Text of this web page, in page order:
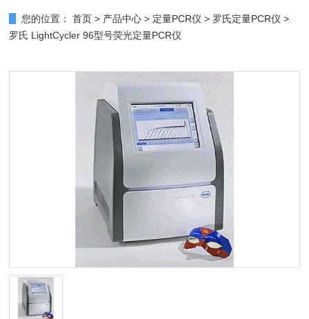
您的位置： 首页 > 产品中心 > 定量PCR仪 > 罗氏定量PCR仪 >
罗氏 LightCycler 96型号荧光定量PCR仪